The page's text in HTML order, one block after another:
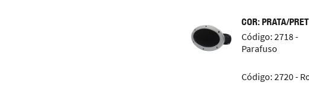
COR: PRATA/
Código: 2718 -
Parafuso
Código: 2720 -